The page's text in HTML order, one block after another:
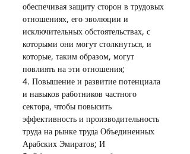
обеспечивая защиту сторон в трудовых
отношениях, его эволюции и
исключительных обстоятельствах, с
которыми они могут столкнуться, и
которые, таким образом, могут
повлиять на эти отношения;
4. Повышение и развитие потенциала
и навыков работников частного
сектора, чтобы повысить
эффективность и производительность
труда на рынке труда Объединенных
Арабских Эмиратов; И